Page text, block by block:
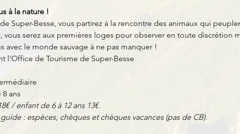
à la nature !
Super-Besse, vous partirez à la rencontre des animaux qui
vous serez aux premières loges pour observer en toute discrétion
avec le monde sauvage à ne pas manquer !
l'Office de Tourisme de Super-Besse
8 ans
/ enfant de 6 à 12 ans 13€.
: espèces, chèques et chèques vacances (pas de CB).